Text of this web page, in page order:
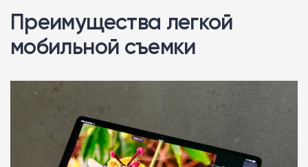
Преимущества легкой
мобильной съемки